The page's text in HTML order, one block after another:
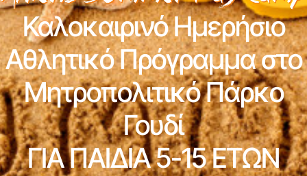
Καλοκαιρινό Ημερήσιο
Αθλητικό Πρόγραμμα στο
Μητροπολιτικό Πάρκο
Γουδί
ΓΙΑ ΠΑΙΔΙΑ 5-15 ΕΤΩΝ